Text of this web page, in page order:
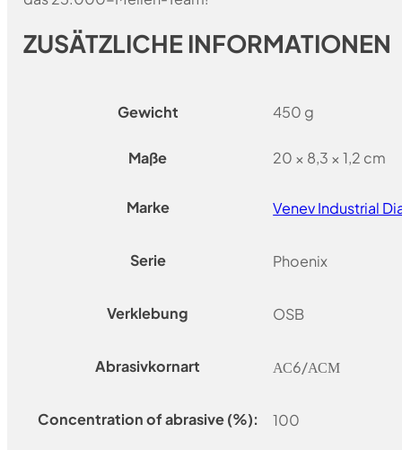
ZUSÄTZLICHE INFORMATIONEN
Gewicht 450 g
Maße 20 × 8,3 × 1,2 cm
Marke Venev Industrial
Serie Phoenix
Verklebung OSB
Abrasivkornart АС6/АСМ
Concentration of abrasive (%): 100